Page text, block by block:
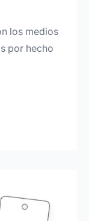
los medios
por hecho